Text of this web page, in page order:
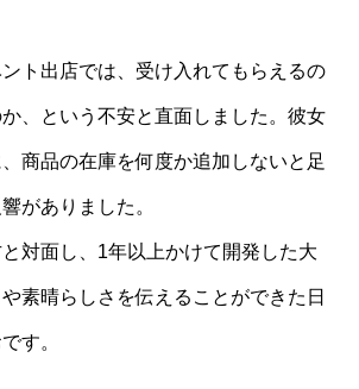
ト出店では、受け入れてもらえるの
、という不安と直面しました。彼女
商品の在庫を何度か追加しないと足
がありました。
対面し、1年以上かけて開発した大
素晴らしさを伝えることができた日
す。